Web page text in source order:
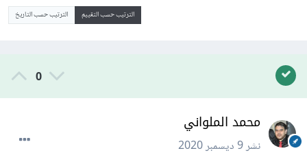
الترتيب حسب التقييم الترتيب حسب التاريخ
0
محمد الملواني
نشر9 ديسمبر 2020